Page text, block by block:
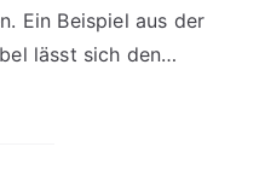
Ein Beispiel aus der
lässt sich den…